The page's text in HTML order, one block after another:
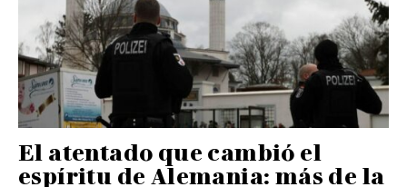
El atentado que cambió el
espíritu de Alemania: más de la